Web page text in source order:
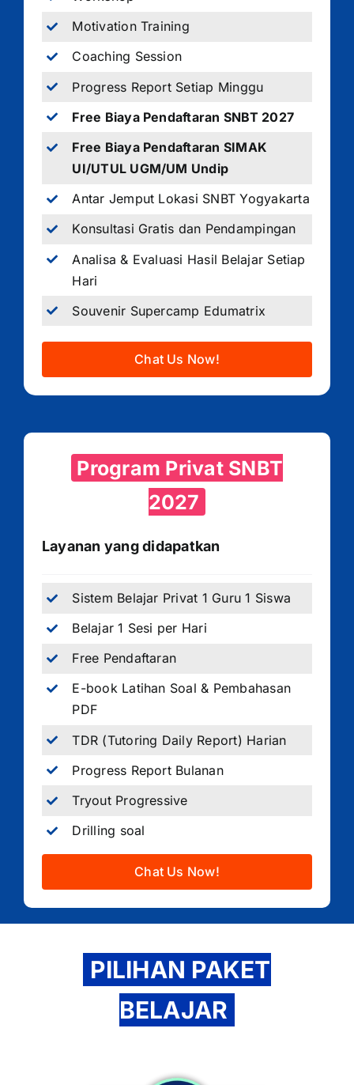
Motivation Training
Coaching Session
Progress Report Setiap Minggu
Free Biaya Pendaftaran SNBT 2027
Free Biaya Pendaftaran SIMAK
UI/UTUL UGM/UM Undip
Antar Jemput Lokasi SNBT Yogyakarta
Konsultasi Gratis dan Pendampingan
Analisa & Evaluasi Hasil Belajar Setiap
Hari
Souvenir Supercamp Edumatrix
Chat Us Now!
Program Privat SNBT
2027
Layanan yang didapatkan
Sistem Belajar Privat 1 Guru 1 Siswa
Belajar 1 Sesi per Hari
Free Pendaftaran
E-book Latihan Soal & Pembahasan
PDF
TDR (Tutoring Daily Report) Harian
Progress Report Bulanan
Tryout Progressive
Drilling soal
Chat Us Now!
PILIHAN PAKET
BELAJAR